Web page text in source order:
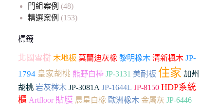
門組案例 (48)
精選案例 (153)
標籤
北國雪樹 木地板 莫蘭迪灰橡 黎明橡木 清新楓木 JP-
1794 皇家胡桃 熊野白樺 JP-3131 美耐板 住家 加州
胡桃 岩灰梣木 JP-3081A JP-1644L JP-8150 HDP系統
櫃 Artfloor 貼膜 晨星白橡 歐洲橡木 金屬灰 JP-6446